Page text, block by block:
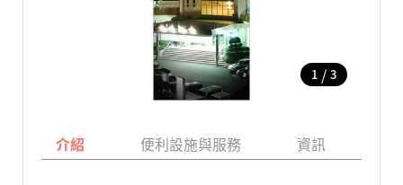
1 / 3
介紹 便利設施與服務 資訊